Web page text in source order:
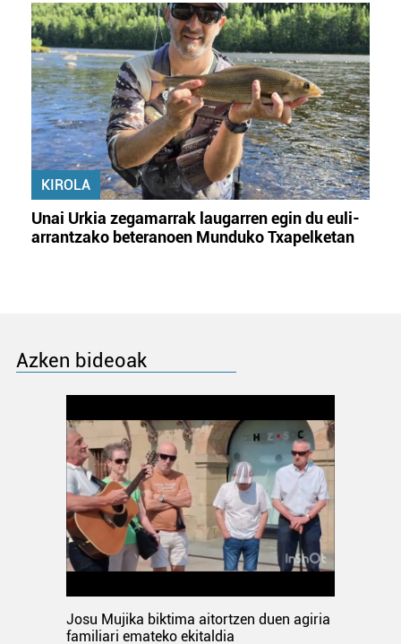
KIROLA
Unai Urkia zegamarrak laugarren egin du euli-
arrantzako beteranoen Munduko Txapelketan
Azken bideoak
Josu Mujika biktima aitortzen duen agiria
familiari emateko ekitaldia